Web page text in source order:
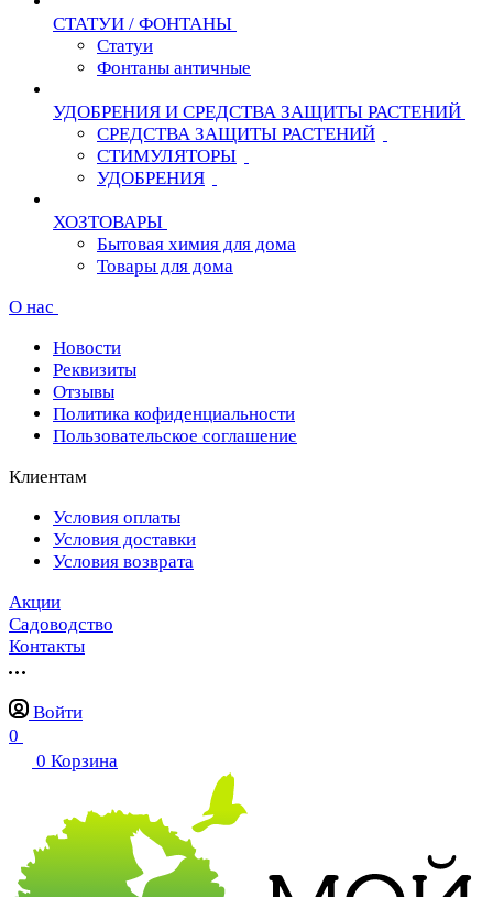
СТАТУИ / ФОНТАНЫ
Статуи
Фонтаны античные
УДОБРЕНИЯ И СРЕДСТВА ЗАЩИТЫ РАСТЕНИЙ
СРЕДСТВА ЗАЩИТЫ РАСТЕНИЙ
СТИМУЛЯТОРЫ
УДОБРЕНИЯ
ХОЗТОВАРЫ
Бытовая химия для дома
Товары для дома
О нас
Новости
Реквизиты
Отзывы
Политика кофиденциальности
Пользовательское соглашение
Клиентам
Условия оплаты
Условия доставки
Условия возврата
Акции
Садоводство
Контакты
Войти
0
0 Корзина